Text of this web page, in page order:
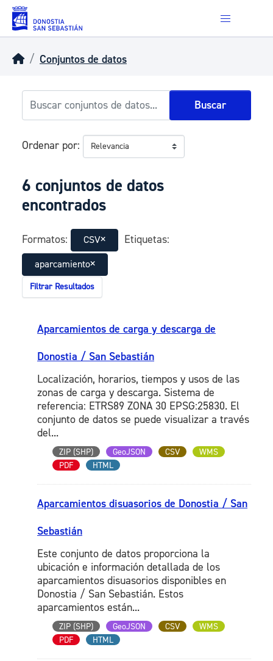
Skip to main content
Conjuntos de datos
Buscar
Ordenar por
6 conjuntos de datos
encontrados
Formatos: CSV Etiquetas:
aparcamiento
Filtrar Resultados
Aparcamientos de carga y descarga de
Donostia / San Sebastián
Localización, horarios, tiempos y usos de las
zonas de carga y descarga. Sistema de
referencia: ETRS89 ZONA 30 EPSG:25830. El
conjunto de datos se puede visualizar a través
del...
ZIP (SHP) GeoJSON CSV
WMS
PDF
HTML
Aparcamientos disuasorios de Donostia / San
Sebastián
Este conjunto de datos proporciona la
ubicación e información detallada de los
aparcamientos disuasorios disponibles en
Donostia / San Sebastián. Estos
aparcamientos están...
ZIP (SHP) GeoJSON CSV
WMS
PDF
HTML